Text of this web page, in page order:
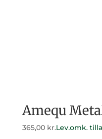
Amequ
365,00 kr.Lev.omk.